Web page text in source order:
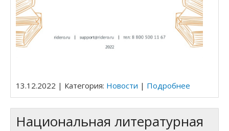
13.12.2022 | Категория: Новости | Подробнее
Национальная литературная